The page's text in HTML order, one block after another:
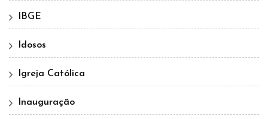
IBGE
Idosos
Igreja Católica
Inauguração